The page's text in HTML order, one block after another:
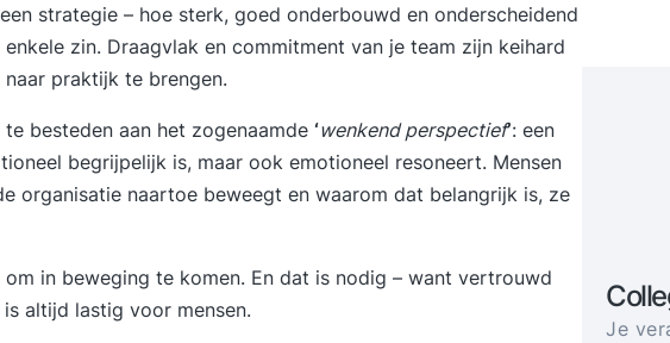
strategie – hoe sterk, goed onderbouwd en onderscheidend
zin. Draagvlak en commitment van je team zijn keihard
praktijk te brengen.
besteden aan het zogenaamde ‘wenkend perspectief’: een
begrijpelijk is, maar ook emotioneel resoneert. Mensen
organisatie naartoe beweegt en waarom dat belangrijk is, ze
in beweging te komen. En dat is nodig – want vertrouwd
altijd lastig voor mensen.
Je